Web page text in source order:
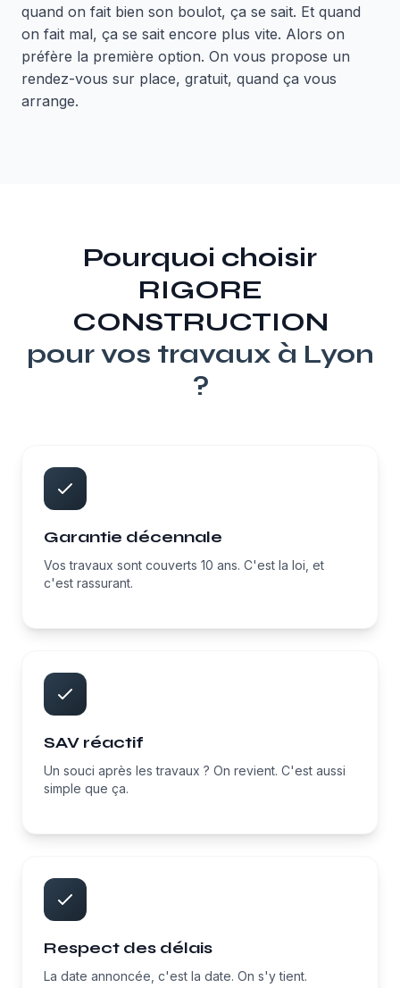
quand on fait bien son boulot, ça se sait. Et quand
on fait mal, ça se sait encore plus vite. Alors on
préfère la première option. On vous propose un
rendez-vous sur place, gratuit, quand ça vous
arrange.
Pourquoi choisir
RIGORE
CONSTRUCTION
pour vos travaux à Lyon
?
Garantie décennale
Vos travaux sont couverts 10 ans. C'est la loi, et
c'est rassurant.
SAV réactif
Un souci après les travaux ? On revient. C'est aussi
simple que ça.
Respect des délais
La date annoncée, c'est la date. On s'y tient.